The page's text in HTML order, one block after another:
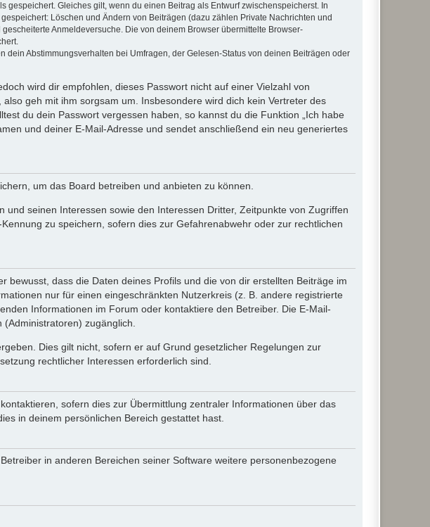
Gleiches gilt, wenn du einen Beitrag als Entwurf zwischenspeicherst. In
Löschen und Ändern von Beiträgen (dazu zählen Private Nachrichten und
Anmeldeversuche. Die von deinem Browser übermittelte Browser-
Abstimmungsverhalten bei Umfragen, der Gelesen-Status von deinen Beiträgen oder
wird dir empfohlen, dieses Passwort nicht auf einer Vielzahl von
geh mit ihm sorgsam um. Insbesondere wird dich kein Vertreter des
du dein Passwort vergessen haben, so kannst du die Funktion „Ich habe
und deiner E-Mail-Adresse und sendet anschließend ein neu generiertes
um das Board betreiben und anbieten zu können.
seinen Interessen sowie den Interessen Dritter, Zeitpunkte von Zugriffen
zu speichern, sofern dies zur Gefahrenabwehr oder zur rechtlichen
dass die Daten deines Profils und die von dir erstellten Beiträge im
nur für einen eingeschränkten Nutzerkreis (z. B. andere registrierte
Informationen im Forum oder kontaktiere den Betreiber. Die E-Mail-
zugänglich.
Dies gilt nicht, sofern er auf Grund gesetzlicher Regelungen zur
rechtlicher Interessen erforderlich sind.
sofern dies zur Übermittlung zentraler Informationen über das
in deinem persönlichen Bereich gestattet hast.
in anderen Bereichen seiner Software weitere personenbezogene